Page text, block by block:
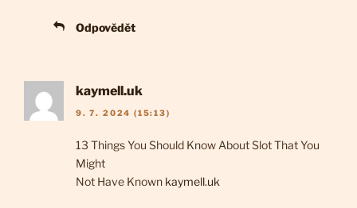
Odpovědět
kaymell.uk
9. 7. 2024 (15:13)
13 Things You Should Know About Slot That You
Might
Not Have Known kaymell.uk